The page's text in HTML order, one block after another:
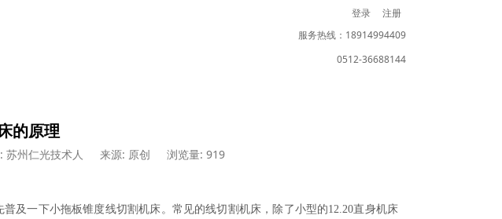
登录
注册
服务热线：18914994409
0512-36688144
的原理
苏州仁光技术人 来源: 原创
浏览量: 919
及一下小拖板锥度线切割机床。常见的线切割机床，除了小型的12.20直身机床